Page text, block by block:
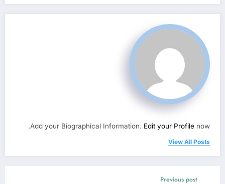
Add your Biographical Information. Edit your Profile now.
View All Posts
Previous post